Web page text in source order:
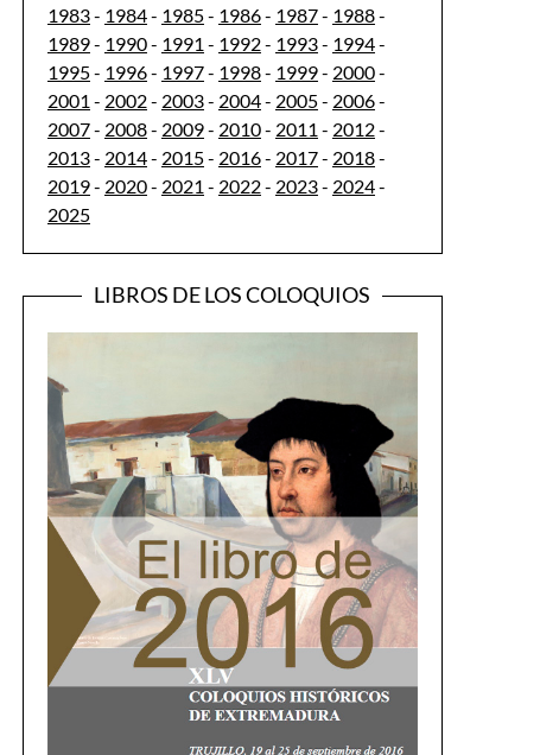
1983- 1984- 1985- 1986- 1987- 1988-
1989- 1990- 1991 - 1992- 1993- 1994-
1995- 1996- 1997- 1998- 1999- 2000-
2001 - 2002- 2003- 2004- 2005- 2006-
2007- 2008- 2009- 2010- 2011 - 2012-
2013- 2014- 2015- 2016- 2017- 2018-
2019- 2020- 2021 - 2022- 2023- 2024-
2025
LIBROS DE LOS COLOQUIOS